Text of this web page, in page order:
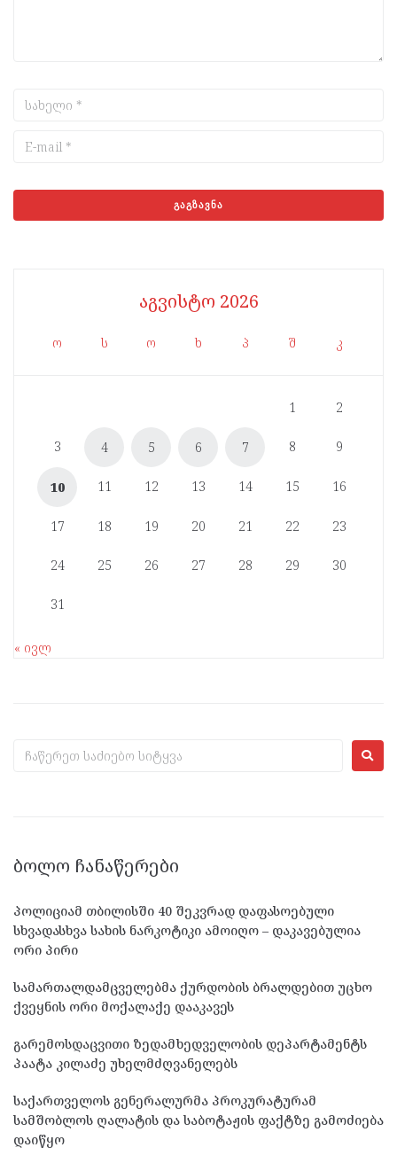
აგვისტო 2026
ო ს ო ხ პ შ კ
1 2
3 4 5 6 7 8 9
10 11 12 13 14 15 16
17 18 19 20 21 22 23
24 25 26 27 28 29 30
31
« ივლ
ᲑᲝᲚᲝ ᲩᲐᲜᲐᲬᲔᲠᲔᲑᲘ
პოლიციამ თბილისში 40 შეკვრად დაფასოებული
სხვადასხვა სახის ნარკოტიკი ამოიღო – დაკავებულია
ორი პირი
სამართალდამცველებმა ქურდობის ბრალდებით უცხო
ქვეყნის ორი მოქალაქე დააკავეს
გარემოსდაცვითი ზედამხედველობის დეპარტამენტს
პაატა კილაძე უხელმძღვანელებს
საქართველოს გენერალურმა პროკურატურამ
სამშობლოს ღალატის და საბოტაჟის ფაქტზე გამოძიება
დაიწყო